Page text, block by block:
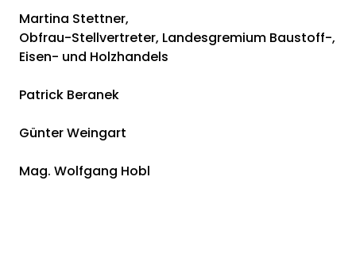
Martina Stettner,
Obfrau-Stellvertreter, Landesgremium Baustoff-,
Eisen- und Holzhandels
Patrick Beranek
Günter Weingart
Mag. Wolfgang Hobl